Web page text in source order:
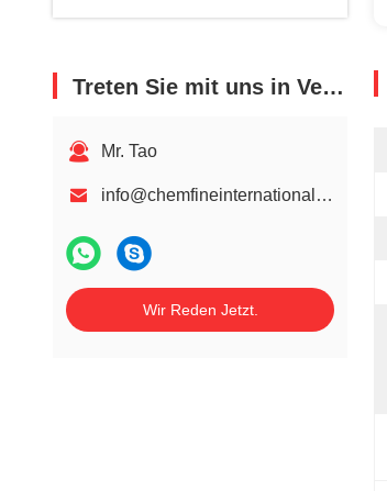
Treten Sie mit uns in Verbindung
Mr. Tao
info@chemfineinternational.com
Wir Reden Jetzt.